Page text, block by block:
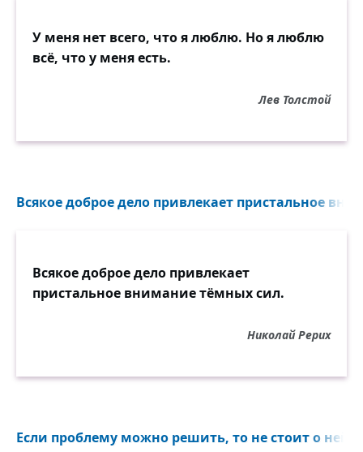
У меня нет всего, что я люблю. Но я люблю
всё, что у меня есть.
Лев Толстой
Всякое доброе дело привлекает пристальное
Всякое доброе дело привлекает
пристальное внимание тёмных сил.
Николай Рерих
Если проблему можно решить, то не стоит о ней